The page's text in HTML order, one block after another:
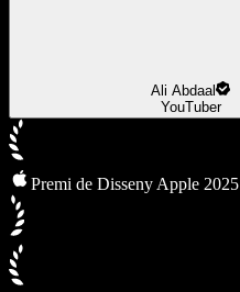
Ali Abdaal
YouTuber
Premi de Disseny Apple 2025